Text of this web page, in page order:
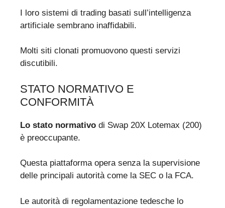
I loro sistemi di trading basati sull’intelligenza
artificiale sembrano inaffidabili.
Molti siti clonati promuovono questi servizi
discutibili.
STATO NORMATIVO E
CONFORMITÀ
Lo stato normativo di Swap 20X Lotemax (200)
è preoccupante.
Questa piattaforma opera senza la supervisione
delle principali autorità come la SEC o la FCA.
Le autorità di regolamentazione tedesche lo